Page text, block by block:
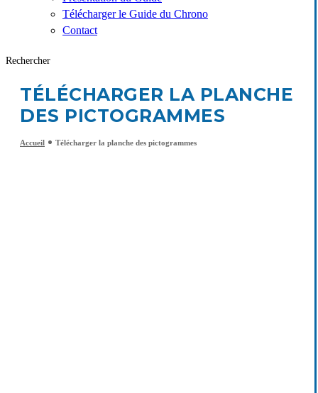
Télécharger le Guide du Chrono
Contact
Rechercher
TÉLÉCHARGER LA PLANCHE
DES PICTOGRAMMES
Accueil Télécharger la planche des pictogrammes